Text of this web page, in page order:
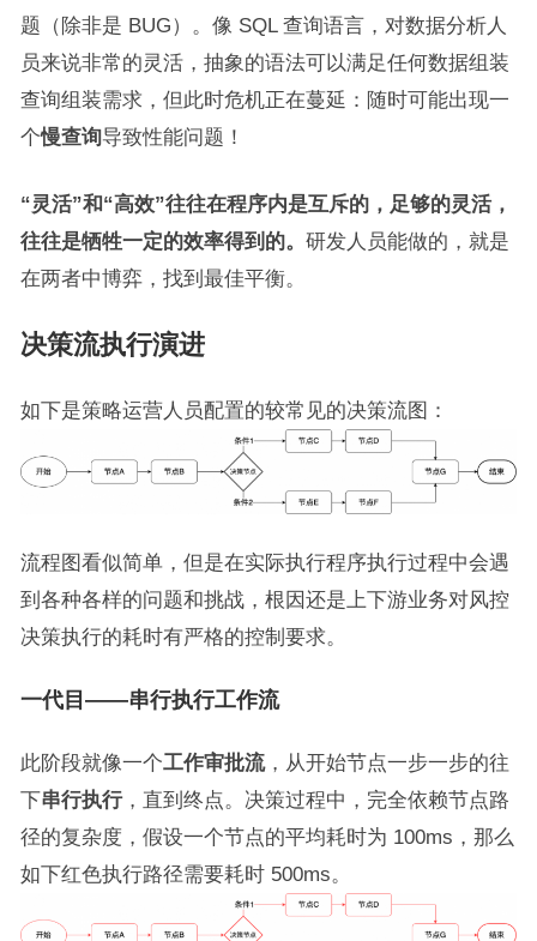
题（除非是 BUG）。像 SQL 查询语言，对数据分析人
员来说非常的灵活，抽象的语法可以满足任何数据组装
查询组装需求，但此时危机正在蔓延：随时可能出现一
个慢查询导致性能问题！
“灵活”和“高效”往往在程序内是互斥的，足够的灵活，
往往是牺牲一定的效率得到的。 研发人员能做的，就是
在两者中博弈，找到最佳平衡。
决策流执行演进
如下是策略运营人员配置的较常见的决策流图：
流程图看似简单，但是在实际执行程序执行过程中会遇
到各种各样的问题和挑战，根因还是上下游业务对风控
决策执行的耗时有严格的控制要求。
一代目——串行执行工作流
此阶段就像一个工作审批流，从开始节点一步一步的往
下串行执行，直到终点。决策过程中，完全依赖节点路
径的复杂度，假设一个节点的平均耗时为 100ms，那么
如下红色执行路径需要耗时 500ms。